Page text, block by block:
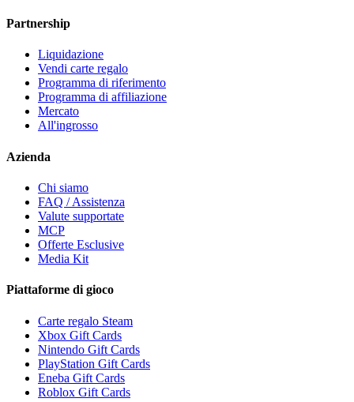
Partnership
Liquidazione
Vendi carte regalo
Programma di riferimento
Programma di affiliazione
Mercato
All'ingrosso
Azienda
Chi siamo
FAQ / Assistenza
Valute supportate
MCP
Offerte Esclusive
Media Kit
Piattaforme di gioco
Carte regalo Steam
Xbox Gift Cards
Nintendo Gift Cards
PlayStation Gift Cards
Eneba Gift Cards
Roblox Gift Cards